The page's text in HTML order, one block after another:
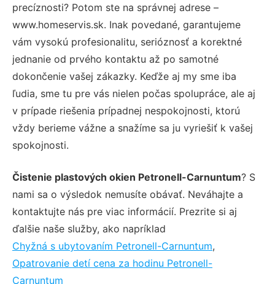
precíznosti? Potom ste na správnej adrese –
www.homeservis.sk. Inak povedané, garantujeme
vám vysokú profesionalitu, serióznosť a korektné
jednanie od prvého kontaktu až po samotné
dokončenie vašej zákazky. Keďže aj my sme iba
ľudia, sme tu pre vás nielen počas spolupráce, ale aj
v prípade riešenia prípadnej nespokojnosti, ktorú
vždy berieme vážne a snažíme sa ju vyriešiť k vašej
spokojnosti.
Čistenie plastových okien Petronell-Carnuntum? S
nami sa o výsledok nemusíte obávať. Neváhajte a
kontaktujte nás pre viac informácií. Prezrite si aj
ďalšie naše služby, ako napríklad
Chyžná s ubytovaním Petronell-Carnuntum,
Opatrovanie detí cena za hodinu Petronell-
Carnuntum